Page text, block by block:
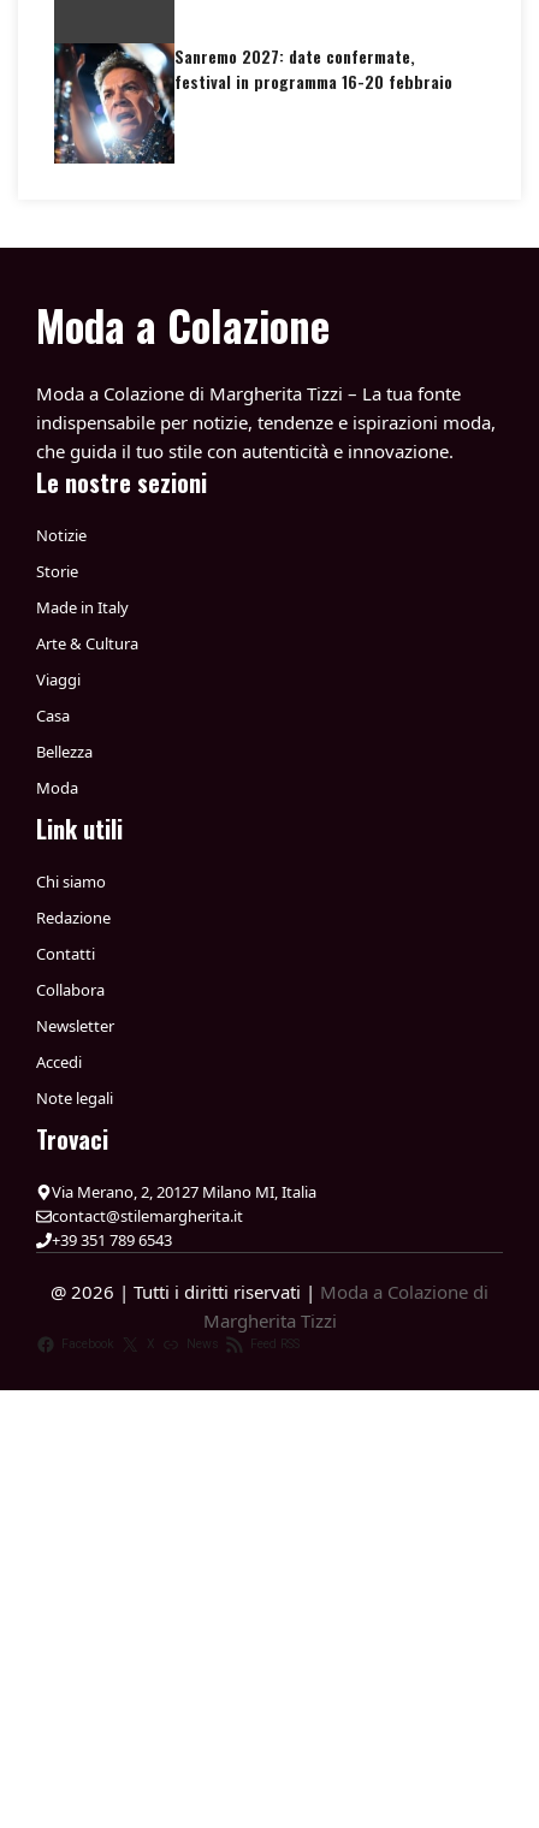
Sanremo 2027: date confermate,
festival in programma 16-20 febbraio
Moda a Colazione
Moda a Colazione di Margherita Tizzi – La tua fonte
indispensabile per notizie, tendenze e ispirazioni moda,
che guida il tuo stile con autenticità e innovazione.
Le nostre sezioni
Notizie
Storie
Made in Italy
Arte & Cultura
Viaggi
Casa
Bellezza
Moda
Link utili
Chi siamo
Redazione
Contatti
Collabora
Newsletter
Accedi
Note legali
Trovaci
Via Merano, 2, 20127 Milano MI, Italia
contact@stilemargherita.it
+39 351 789 6543
@ 2026 | Tutti i diritti riservati | Moda a Colazione di
Margherita Tizzi
Facebook X News Feed RSS